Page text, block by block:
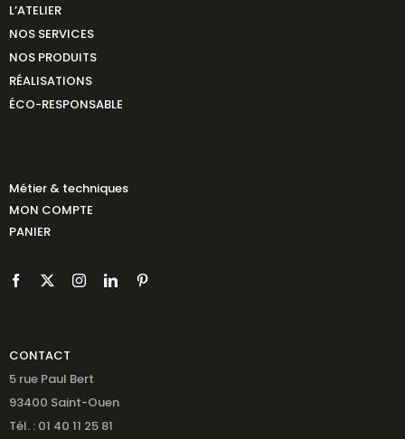
L’ATELIER
NOS SERVICES
NOS PRODUITS
RÉALISATIONS
ÉCO-RESPONSABLE
Métier & techniques
MON COMPTE
PANIER
CONTACT
5 rue Paul Bert
93400 Saint-Ouen
Tél. : 01 40 11 25 81